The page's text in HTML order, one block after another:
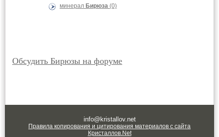
минерал Бирюза (0)
Обсудить Бирюзы на форуме
info@kristallov.net
Правила копирования и цитирования материалов с сайта
Кристаллов.Net